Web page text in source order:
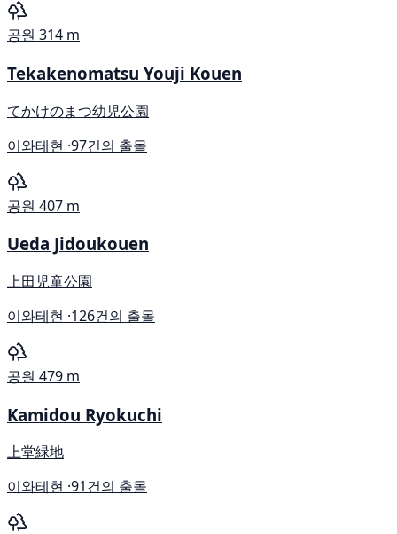
공원 314 m
Tekakenomatsu Youji Kouen
てかけのまつ幼児公園
이와테현 ·97건의 출몰
공원 407 m
Ueda Jidoukouen
上田児童公園
이와테현 ·126건의 출몰
공원 479 m
Kamidou Ryokuchi
上堂緑地
이와테현 ·91건의 출몰